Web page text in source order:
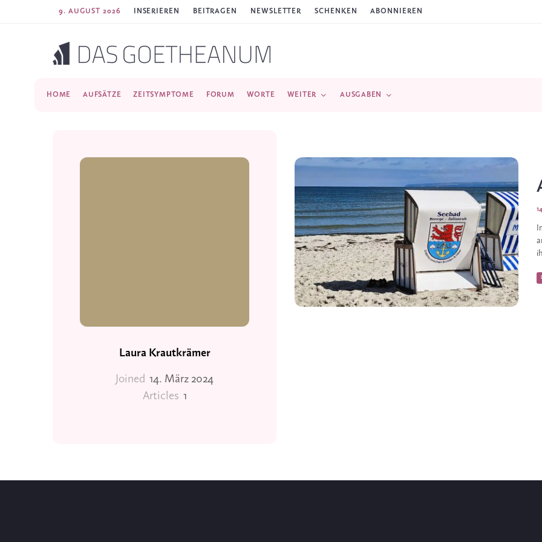
9. AUGUST 2026 INSERIEREN BEITRAGEN NEWSLETTER SCHENKEN ABONNIEREN
HOME AUFSÄTZE ZEITSYMPTOME FORUM WORTE WEITER AUSGABEN
Laura Krautkrämer
Joined 14. März 2024
Articles 1